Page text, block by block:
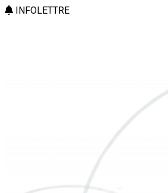
INFOLETTRE